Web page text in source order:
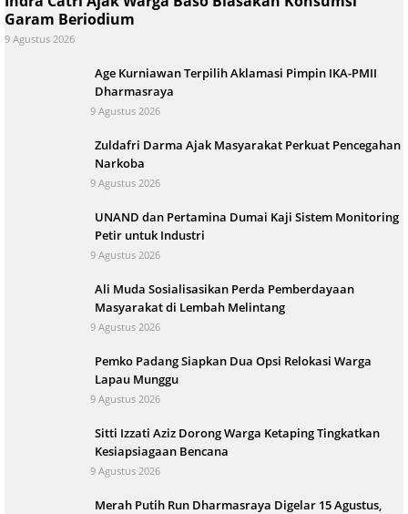
Garam Beriodium
9 Agustus 2026
Age Kurniawan Terpilih Aklamasi Pimpin IKA-PMII
Dharmasraya
9 Agustus 2026
Zuldafri Darma Ajak Masyarakat Perkuat Pencegahan
Narkoba
9 Agustus 2026
UNAND dan Pertamina Dumai Kaji Sistem Monitoring
Petir untuk Industri
9 Agustus 2026
Ali Muda Sosialisasikan Perda Pemberdayaan
Masyarakat di Lembah Melintang
9 Agustus 2026
Pemko Padang Siapkan Dua Opsi Relokasi Warga
Lapau Munggu
9 Agustus 2026
Sitti Izzati Aziz Dorong Warga Ketaping Tingkatkan
Kesiapsiagaan Bencana
9 Agustus 2026
Merah Putih Run Dharmasraya Digelar 15 Agustus,